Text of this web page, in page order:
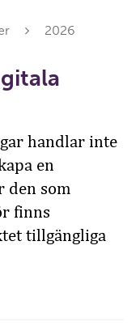
2026
handlar inte
en
den som
finns
tillgängliga